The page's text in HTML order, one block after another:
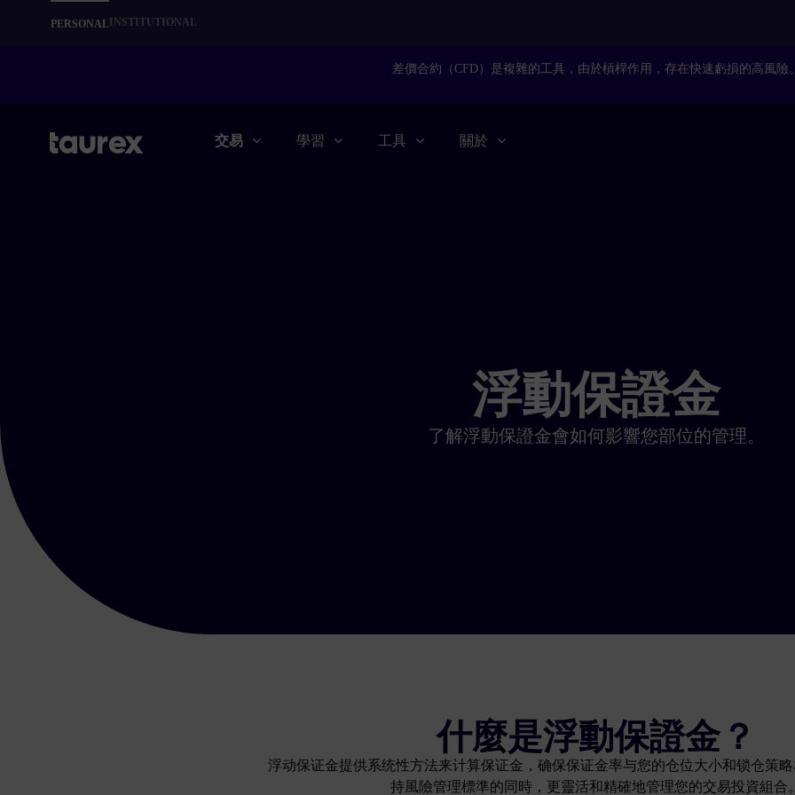
PERSONAL INSTITUTIONAL
差價合約（CFD）是複雜的工具，由於槓桿作用，存在快速虧損的高風險。
交易 學習 工具 關於
浮動保證金
了解浮動保證金會如何影響您部位的管理。
什麼是浮動保證金？
浮动保证金提供系统性方法来计算保证金，确保保证金率与您的仓位大小和锁仓策
持風險管理標準的同時，更靈活和精確地管理您的交易投資組合。